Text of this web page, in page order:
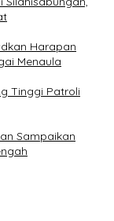
Harapan
Menaula
Tinggi Patroli
Sampaikan